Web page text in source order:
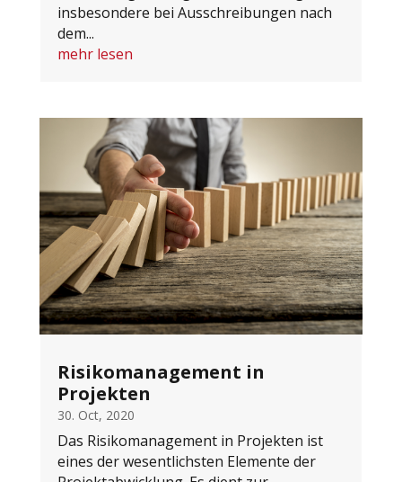
insbesondere bei Ausschreibungen nach
dem...
mehr lesen
Risikomanagement in
Projekten
30. Oct, 2020
Das Risikomanagement in Projekten ist
eines der wesentlichsten Elemente der